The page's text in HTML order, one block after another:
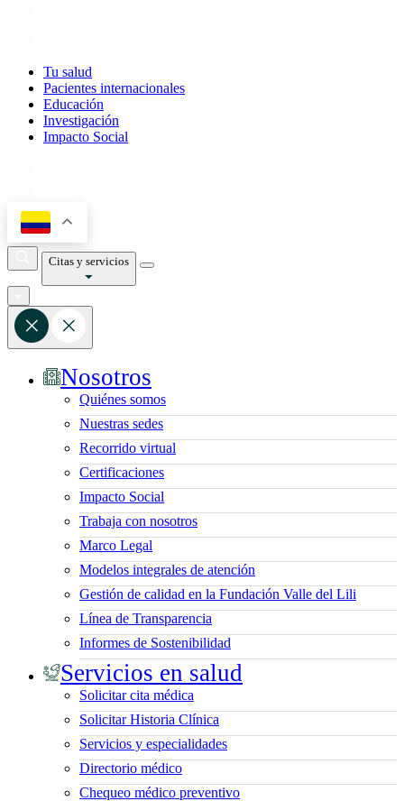
Tu salud
Pacientes internacionales
Educación
Investigación
Impacto Social
Citas y servicios
Nosotros
Quiénes somos
Nuestras sedes
Recorrido virtual
Certificaciones
Impacto Social
Trabaja con nosotros
Marco Legal
Modelos integrales de atención
Gestión de calidad en la Fundación Valle del Lili
Línea de Transparencia
Informes de Sostenibilidad
Servicios en salud
Solicitar cita médica
Solicitar Historia Clínica
Servicios y especialidades
Directorio médico
Chequeo médico preventivo